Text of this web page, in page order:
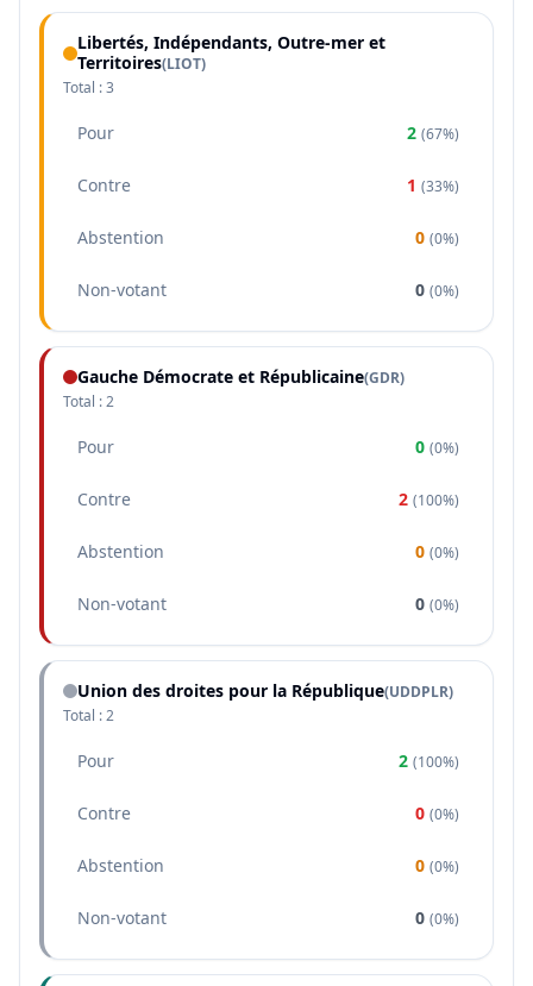
Libertés, Indépendants, Outre-mer et
Territoires(LIOT)
Total :3
Pour 2 (67%)
Contre 1 (33%)
Abstention 0 (0%)
Non-votant 0 (0%)
Gauche Démocrate et Républicaine(GDR)
Total :2
Pour 0 (0%)
Contre 2 (100%)
Abstention 0 (0%)
Non-votant 0 (0%)
Union des droites pour la République(UDDPLR)
Total :2
Pour 2 (100%)
Contre 0 (0%)
Abstention 0 (0%)
Non-votant 0 (0%)